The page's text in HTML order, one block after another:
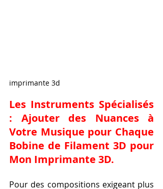
imprimante 3d
Les Instruments Spécialisés
: Ajouter des Nuances à
Bobine de Filament 3D pour
Mon Imprimante 3D.
Pour des compositions exigeant plus